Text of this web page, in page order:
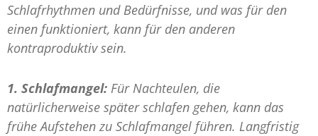
Schlafrhythmen und Bedürfnisse, und was für den
einen funktioniert, kann für den anderen
kontraproduktiv sein.
1. Schlafmangel: Für Nachteulen, die
natürlicherweise später schlafen gehen, kann das
frühe Aufstehen zu Schlafmangel führen. Langfristig